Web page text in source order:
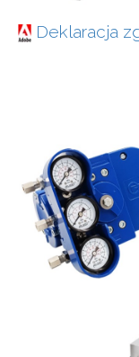
Deklaracja